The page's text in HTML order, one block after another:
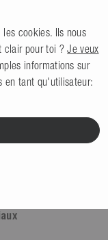
cookies. Ils nous
clair pour toi ?Je veux
informations sur
en tant qu'utilisateur: